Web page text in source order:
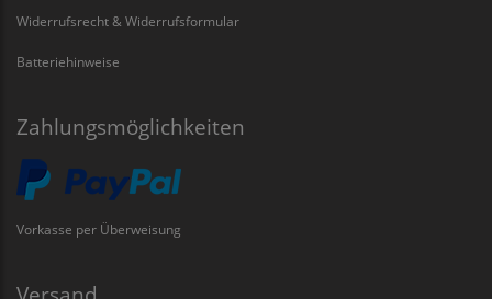
Widerrufsrecht & Widerrufsformular
Batteriehinweise
Zahlungsmöglichkeiten
Vorkasse per Überweisung